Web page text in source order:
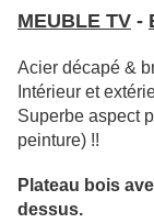
MEUBLE TV -
Acier décapé &
Intérieur et
Superbe aspect
peinture) !!
Plateau bois
dessus.